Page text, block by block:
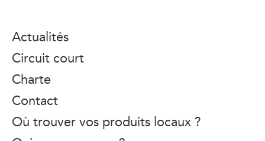
Actualités
Circuit court
Charte
Contact
Où trouver vos produits locaux ?